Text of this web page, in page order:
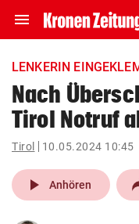
menu Navigation
ein-/ausklappen
account_circle Anmelden
pin_drop
Wien
LENKERIN
Nach
Tirol Notruf
Tirol 10.05.2024 10:45
play_arrow Anhören